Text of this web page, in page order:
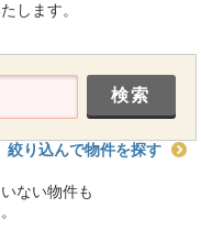
します。
絞り込んで物件を探す
ない物件も